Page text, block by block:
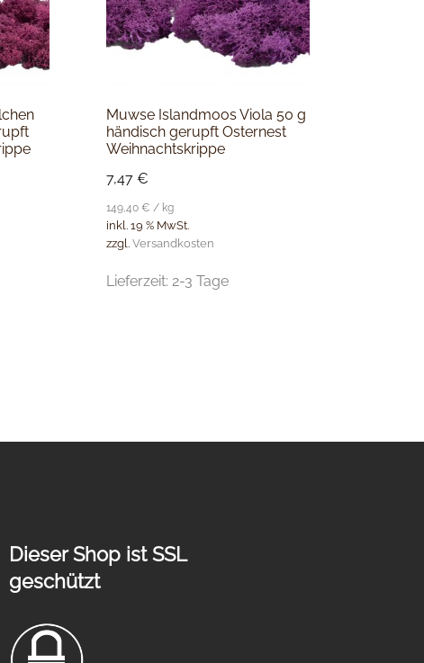
Muwse Islandmoos Viola 50 g
händisch gerupft Osternest
Weihnachtskrippe
7,47 €
149,40 € / kg
inkl. 19 % MwSt.
zzgl. Versandkosten
Lieferzeit: 2-3 Tage
Dieser Shop ist SSL
geschützt